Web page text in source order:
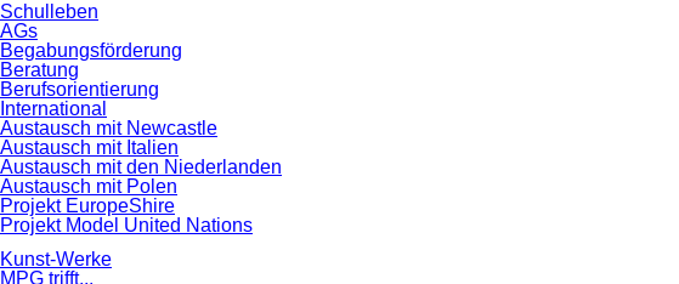
Schulleben
AGs
Begabungsförderung
Beratung
Berufsorientierung
International
Austausch mit Newcastle
Austausch mit Italien
Austausch mit den Niederlanden
Austausch mit Polen
Projekt EuropeShire
Projekt Model United Nations
Kunst-Werke
MPG trifft...